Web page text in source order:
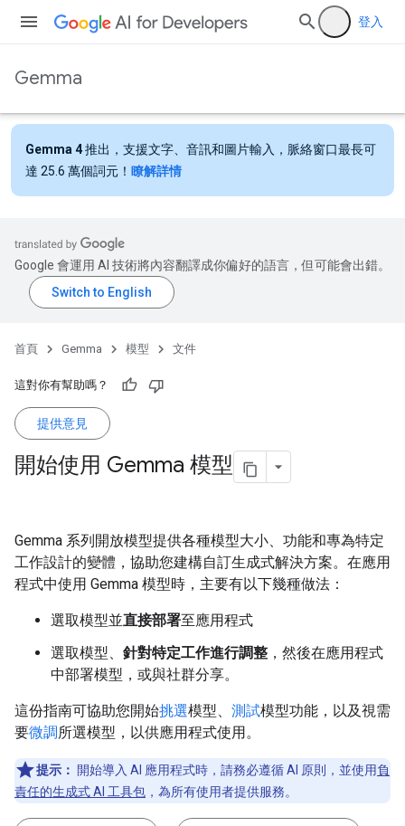
登入
Gemma
Gemma 4推出，支援文字、音訊和圖片輸入，脈絡窗口最長可
達 25.6 萬個詞元！ 瞭解詳情
Google 會運用 AI 技術將內容翻譯成你偏好的語言，但可能會出錯。
首頁 Gemma 模型 文件
這對你有幫助嗎？
提供意見
開始使用 Gemma 模型
Gemma 系列開放模型提供各種模型大小、功能和專為特定
工作設計的變體，協助您建構自訂生成式解決方案。在應用
程式中使用 Gemma 模型時，主要有以下幾種做法：
選取模型並直接部署至應用程式
選取模型、 針對特定工作進行調整 ，然後在應用程式
中部署模型，或與社群分享。
這份指南可協助您開始挑選模型、 測試模型功能，以及視需
要微調所選模型，以供應用程式使用。
提示： 開始導入 AI 應用程式時，請務必遵循 AI 原則，並使用負
責任的生成式 AI 工具包 ，為所有使用者提供服務。